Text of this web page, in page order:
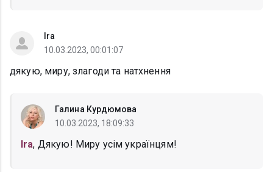
Ira
10.03.2023, 00:01:07
дякую, миру, злагоди та натхнення
Галина Курдюмова
10.03.2023, 18:09:33
Ira, Дякую! Миру усім українцям!